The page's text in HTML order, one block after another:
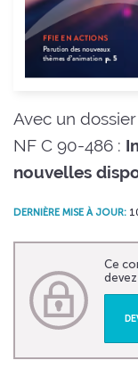
Avec un
NF C 90-486 :
nouvelles
DERNIÈRE MISE À JOUR:
Ce